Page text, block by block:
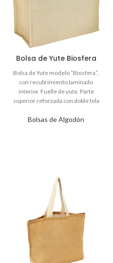
Bolsa de Yute Biosfera
Bolsas de Algodón